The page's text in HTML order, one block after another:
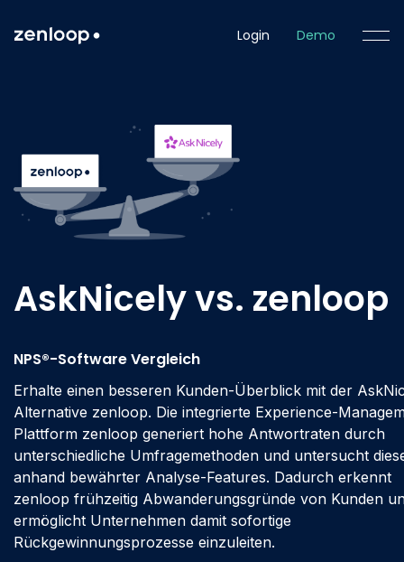
Login Demo
AskNicely vs. zenloop
NPS®-Software Vergleich
Erhalte einen besseren Kunden-Überblick mit der
Alternative zenloop. Die integrierte Experience-
Plattform zenloop generiert hohe Antwortraten durch
unterschiedliche Umfragemethoden und untersucht
anhand bewährter Analyse-Features. Dadurch erkennt
zenloop frühzeitig Abwanderungsgründe von Kunden
ermöglicht Unternehmen damit sofortige
Rückgewinnungsprozesse einzuleiten.